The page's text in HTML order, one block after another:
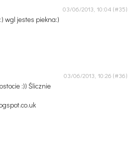
03/06/2013, 10:04
wgl jestes piekna:)
03/06/2013, 10:26
:)) Ślicznie